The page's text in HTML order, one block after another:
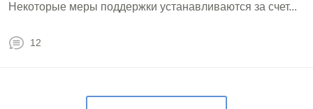
Некоторые меры поддержки устанавливаются за счет...
12